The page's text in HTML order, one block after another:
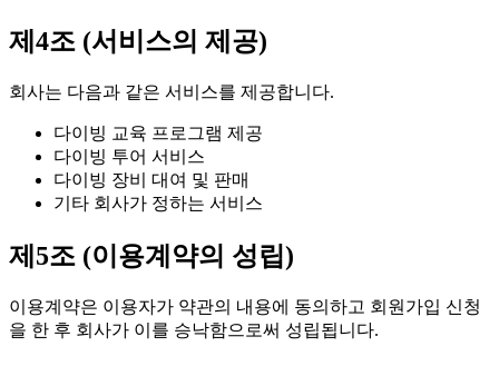
제4조 (서비스의 제공)
회사는 다음과 같은 서비스를 제공합니다.
다이빙 교육 프로그램 제공
다이빙 투어 서비스
다이빙 장비 대여 및 판매
기타 회사가 정하는 서비스
제5조 (이용계약의 성립)
이용계약은 이용자가 약관의 내용에 동의하고 회원가입 신청
을 한 후 회사가 이를 승낙함으로써 성립됩니다.